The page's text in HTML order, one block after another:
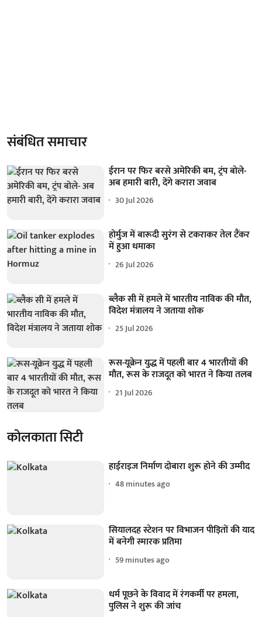
संबंधित समाचार
ईरान पर फिर बरसे अमेरिकी बम, ट्रंप बोले-
अब हमारी बारी, देंगे करारा जवाब
30 Jul 2026
होर्मुज में बारूदी सुरंग से टकराकर तेल टैंकर
में हुआ धमाका
26 Jul 2026
ब्लैक सी में हमले में भारतीय नाविक की मौत,
विदेश मंत्रालय ने जताया शोक
25 Jul 2026
रूस-यूक्रेन युद्ध में पहली बार 4 भारतीयों की
मौत, रूस के राजदूत को भारत ने किया तलब
21 Jul 2026
कोलकाता सिटी
हाईराइज निर्माण दोबारा शुरू होने की उम्मीद
48 minutes ago
सियालदह स्टेशन पर विभाजन पीड़ितों की याद
में बनेगी स्मारक प्रतिमा
59 minutes ago
धर्म पूछने के विवाद में रंगकर्मी पर हमला,
पुलिस ने शुरू की जांच